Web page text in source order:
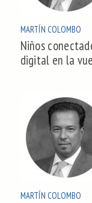
MARTÍN COLOMBO
Niños
digital en la
MARTÍN COLOMBO